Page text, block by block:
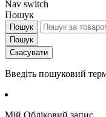
Nav switch
Пошук
Пошук
Пошук
Скасувати
Введіть пошуковий
Мій Обліковий запис